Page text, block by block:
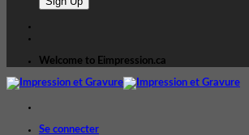
Welcome to Eimpression.ca
Se connecter